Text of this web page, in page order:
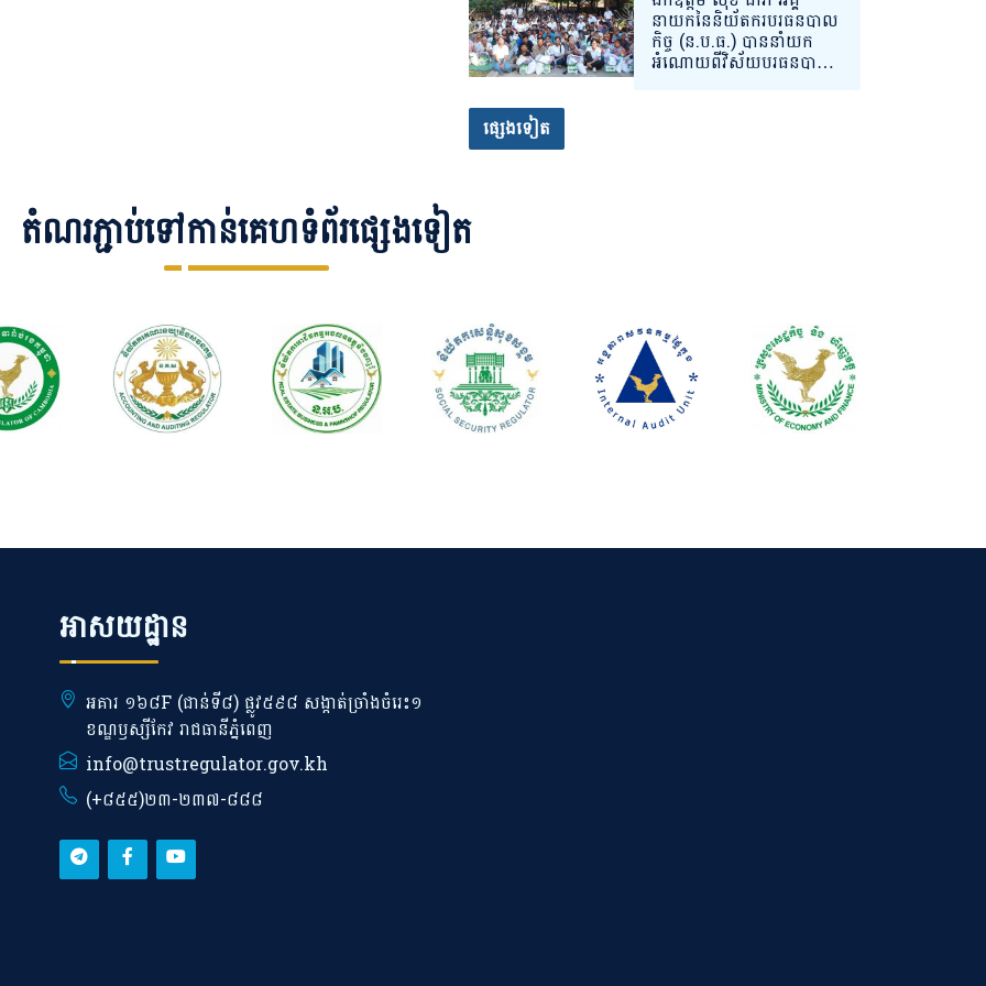
សុខភាព ចំនួន ២ ទីតាំង
គោលដៅ សិ្ថតនៅក្នុងភូមិ
សាស្រ្តខេត្តព្រះវិហារ។
នាយកនៃនិយ័តករបរធនបាល
កិច្ច (ន.ប.ធ.) បាននាំយក
អំណោយពីវិស័យបរធនបាល
ផ្សេងទៀត
តំណរភ្ជាប់ទៅកាន់គេហទំព័រផ្សេងទៀត
អាសយដ្ឋាន
អគារ ១៦៨F (ជាន់ទី៨) ផ្លូវ៥៩៨ សង្កាត់ច្រាំងចំរេះ១
ខណ្ឌឫស្សីកែវ រាជធានីភ្នំពេញ
info@trustregulator.gov.kh
(+៨៥៥)២៣-២៣៧-៨៨៨